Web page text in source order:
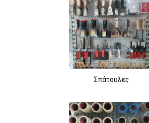
Σπάτουλες